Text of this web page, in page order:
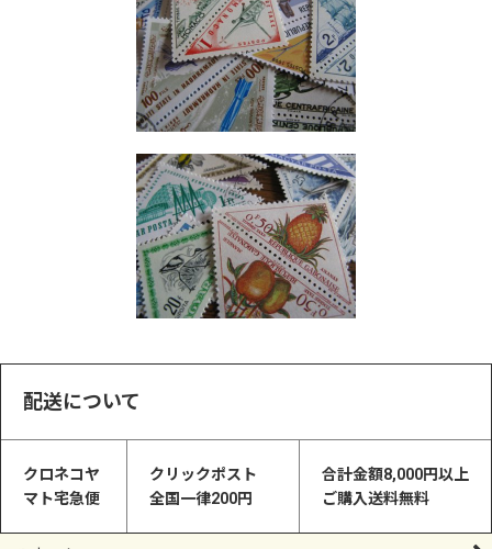
配送について
クロネコヤ
マト宅急便
クリックポスト
全国一律200円
合計金額8,000円以上
ご購入送料無料